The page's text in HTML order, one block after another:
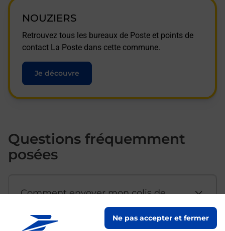
Ne pas accepter et fermer
NOUZIERS
Retrouvez tous les bureaux de Poste et points de
contact La Poste dans cette commune.
Je découvre
Questions fréquemment
posées
Comment envoyer mon colis de